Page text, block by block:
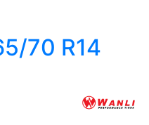
70 R14